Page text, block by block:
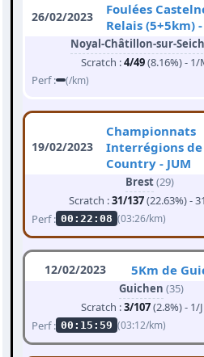
26/02/2023
Foulées
Relais (5+5km)
Noyal-Châtillon-sur-
Scratch :4/49(8.16%) - 1/
Perf :
(/km)
19/02/2023
Championnats
Interrégions de
Country - JUM
Brest(29)
Scratch :31/137(22.63%) -
Perf : 00:22:08 (03:26/km)
12/02/2023 5Km de
Guichen (35)
Scratch :3/107(2.8%) - 1/
Perf : 00:15:59 (03:12/km)